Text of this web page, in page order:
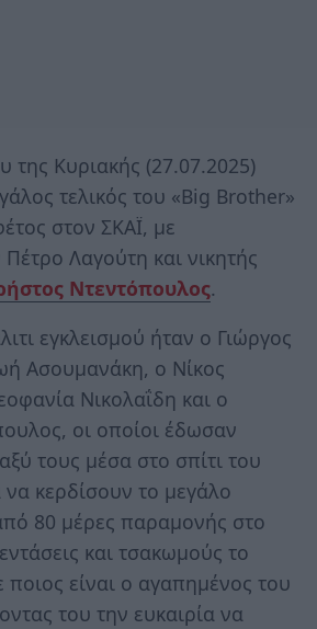
της Κυριακής (27.07.2025)
τελικός του «Big Brother»
στον ΣΚΑΪ, με
Λαγούτη και νικητής
Ντεντόπουλος.
εγκλεισμού ήταν ο Γιώργος
Ασουμανάκη, ο Νίκος
Νικολαΐδη και ο
οι οποίοι έδωσαν
τους μέσα στο σπίτι του
κερδίσουν το μεγάλο
80 μέρες παραμονής στο
και τσακωμούς το
είναι ο αγαπημένος του
του την ευκαιρία να